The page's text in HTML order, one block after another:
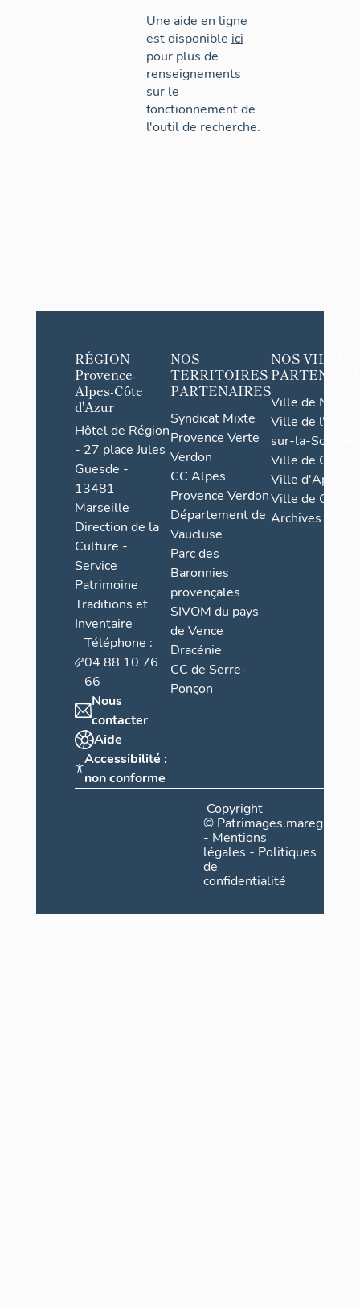
Une aide en ligne
est disponible ici
pour plus de
renseignements
sur le
fonctionnement de
l'outil de recherche.
RÉGION
Provence-
Alpes-Côte
d'Azur
Hôtel de Région
- 27 place Jules
Guesde -
13481
Marseille
Direction de la
Culture -
Service
Patrimoine
Traditions et
Inventaire
Téléphone :
04 88 10 76
66
Nous
contacter
Aide
Accessibilité :
non conforme
NOS
TERRITOIRES
PARTENAIRES
Syndicat Mixte
Provence Verte
Verdon
CC Alpes
Provence Verdon
Département de
Vaucluse
Parc des
Baronnies
provençales
SIVOM du pays
de Vence
Dracénie
CC de Serre-
Ponçon
NOS VILLES
Ville de Nice
Ville de l'Isle-
sur-la-Sorgue
Ville de Grasse
Ville d'Apt
Ville de
Archives
Copyright
©
- Mentions
légales - Politiques
de
confidentialité